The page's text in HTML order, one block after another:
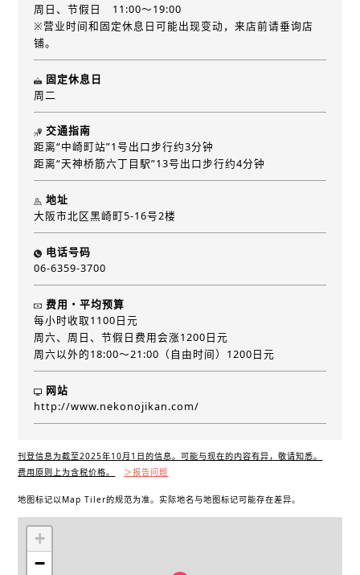
周日、节假日 11:00～19:00
※营业时间和固定休息日可能出现变动，来店前请垂询店
铺。
固定休息日
周二
交通指南
距离“中崎町站”1号出口步行约3分钟
距离“天神桥筋六丁目駅”13号出口步行约4分钟
地址
大阪市北区黑崎町5-16号2楼
电话号码
06-6359-3700
费用・平均预算
每小时收取1100日元
周六、周日、节假日费用会涨1200日元
周六以外的18:00～21:00（自由时间）1200日元
网站
http://www.nekonojikan.com/
刊登信息为截至2025年10月1日的信息。可能与现在的内容有异，敬请知悉。
费用原则上为含税价格。
＞报告问题
地图标记以Map Tiler的规范为准。实际地名与地图标记可能存在差异。
+
−